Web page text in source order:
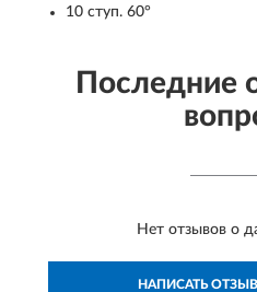
10 ступ. 60°
Последние
Нет отзывов о
НАПИСАТЬ